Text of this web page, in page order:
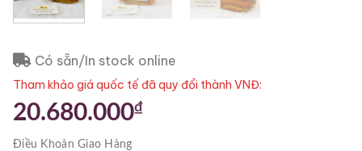
Có sẵn/In stock online
Tham khảo giá quốc tế đã quy đổi thành VNĐ:
20.680.000₫
Điều KhoảnGiao Hàng